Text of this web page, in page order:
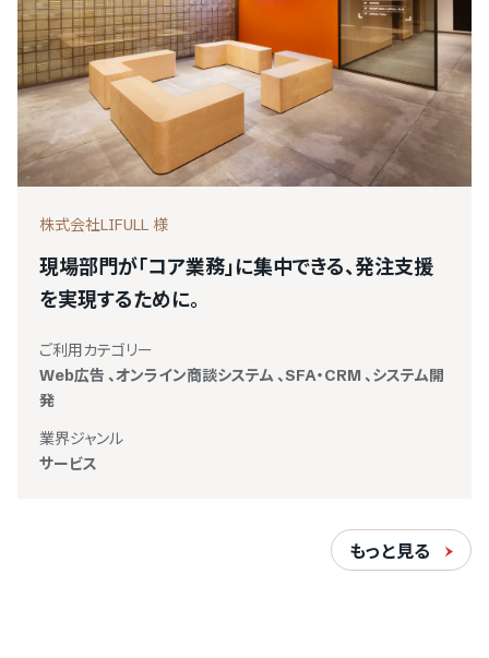
PRONIアイミツメンバーズ
マイページにログイン
株式会社LIFULL 様
現場部門が「コア業務」に集中できる、発注支援
を実現するために。
ご利用カテゴリー
Web広告 、オンライン商談システム 、SFA・CRM 、 システム開
発
業界ジャンル
サービス
もっと見る